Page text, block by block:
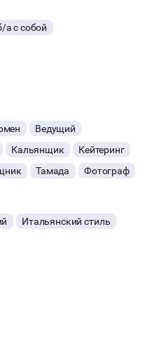
а с собой
Ведущий
Кальянщик
Кейтеринг
Тамада Фотограф
Итальянский стиль